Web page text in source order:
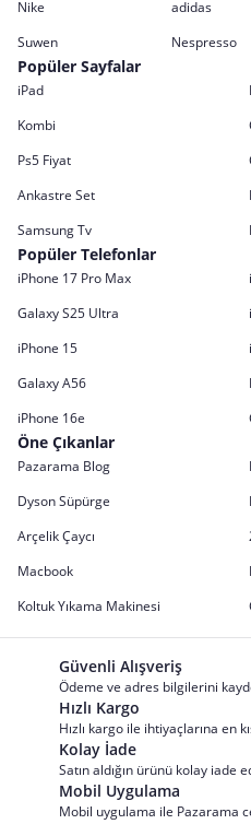
Nike adidas
Suwen
Nespresso
Popüler Sayfalar
iPad
Kombi
Ps5 Fiyat
Ankastre Set
Samsung Tv
Popüler Telefonlar
iPhone 17 Pro Max
Galaxy S25 Ultra
iPhone 15
Galaxy A56
iPhone 16e
Öne Çıkanlar
Pazarama Blog
Dyson Süpürge
Arçelik Çaycı
Macbook
Koltuk Yıkama Makinesi
Güvenli Alışveriş
Ödeme ve adres bilgilerini
Hızlı Kargo
Hızlı kargo ile ihtiyaçlarına en
Kolay İade
Satın aldığın ürünü kolay iade
Mobil Uygulama
Mobil uygulama ile Pazarama